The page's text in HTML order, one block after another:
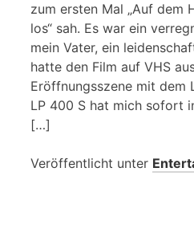
zum ersten Mal „Auf dem
los“ sah. Es war ein
mein Vater, ein
hatte den Film auf VHS
Eröffnungsszene mit dem
LP 400 S hat mich sofort
[…]
Veröffentlicht unter